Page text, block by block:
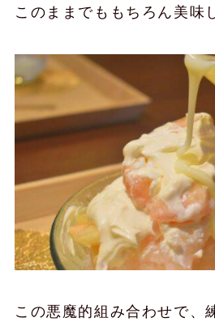
このままでももちろん美味
この悪魔的組み合わせで、